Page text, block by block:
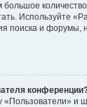
Используйте
поиска и форумы,
«Пользователи» и